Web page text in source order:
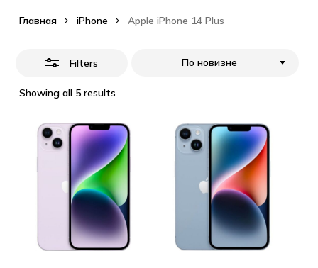
Главная iPhone Apple iPhone 14 Plus
Filters
Showing all 5 results
По новизне